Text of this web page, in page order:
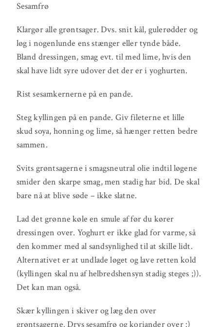
Sesamfrø
Klargør alle grøntsager. Dvs. snit kål, gulerødder og
løg i nogenlunde ens stænger eller tynde både.
Bland dressingen, smag evt. til med lime, hvis den
skal have lidt syre udover det der er i yoghurten.
Rist sesamkernerne på en pande.
Steg kyllingen på en pande. Giv fileterne et lille
skud soya, honning og lime, så hænger retten bedre
sammen.
Svits grøntsagerne i smagsneutral olie indtil løgene
smider den skarpe smag, men stadig har bid. De skal
bare nå at blive søde – ikke slatne.
Lad det grønne køle en smule af før du kører
dressingen over. Yoghurt er ikke glad for varme, så
den kommer med al sandsynlighed til at skille lidt.
Alternativet er at undlade løget og lave retten kold
(kyllingen skal nu af helbredshensyn stadig steges ;)).
Det kan man også.
Skær kyllingen i skiver og læg den over
grøntsagerne. Drys sesamfrø og koriander over :)